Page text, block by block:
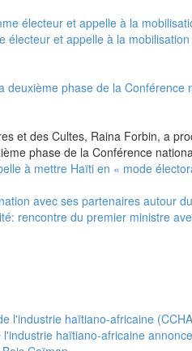
électeur et appelle à la
deuxième phase de la
et des Cultes, Raina Forbin, a
phase de la Conférence
à mettre Haïti en « mode
avec ses partenaires autour
rencontre du premier ministre
haïtiano-africaine